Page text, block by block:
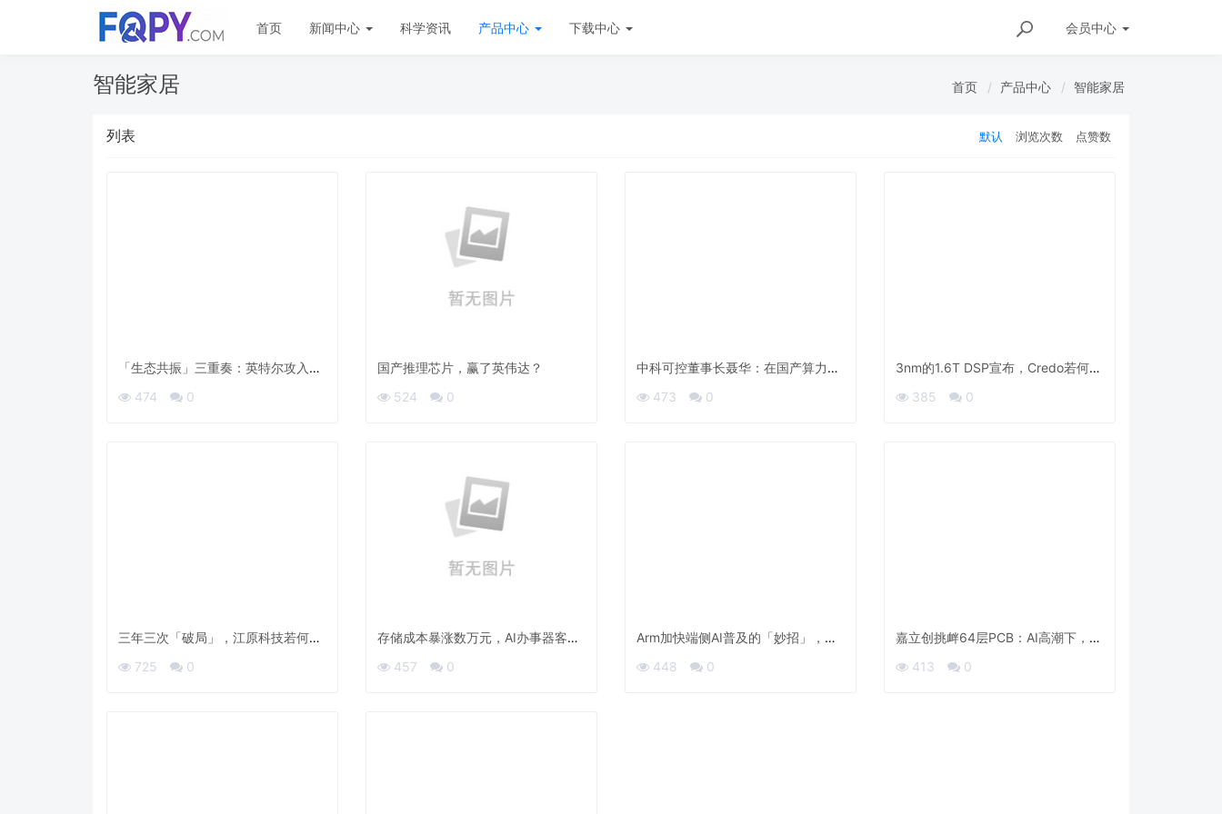
会员中心
首页 新闻中心 科学资讯 产品中心 下载中心
智能家居 首页 产品中心 智能家居
列表 默认 浏览次数 点赞数
「生态共振」三重奏：英特尔攻入AI
算力下一阶段的关键筹码？
474 0
国产推理芯片，赢了英伟达？
524
0
中科可控董事长聂华：在国产算力落
地第一线，我所经历的质疑与孤寂 |
473 0
3nm的1.6T DSP宣布，Credo若何破
解AI集群“运力”瓶颈？
385 0
三年三次「破局」，江原科技若何打
通国产AI芯片全链路？
725 0
存储成本暴涨数万元，AI办事器客户
不怕涨价怕没货
457 0
Arm加快端侧AI普及的「妙招」，把
Lumex CPU的AI机能晋升5倍
448 0
嘉立创挑衅64层PCB：AI高潮下，
PCB的“隐形疆场”
413 0